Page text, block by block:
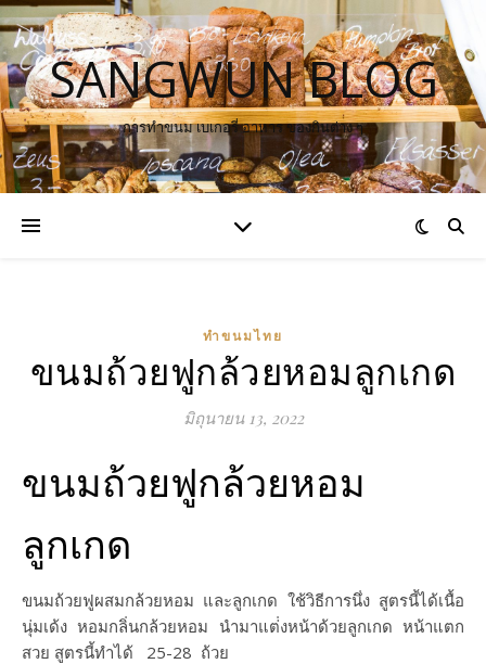
SANGWUN BLOG
การทำขนม เบเกอรี่ อาหาร ของกินต่าง ๆ
ทำขนมไทย
ขนมถ้วยฟูกล้วยหอมลูกเกด
มิถุนายน 13, 2022
ขนมถ้วยฟูกล้วยหอม
ลูกเกด
ขนมถ้วยฟูผสมกล้วยหอม และลูกเกด ใช้วิธีการนึ่ง สูตรนี้ได้เนื้อ
นุ่มเด้ง หอมกลิ่นกล้วยหอม นำมาแต่่งหน้าด้วยลูกเกด หน้าแตก
สวย สูตรนี้ทำได้ 25-28 ถ้วย